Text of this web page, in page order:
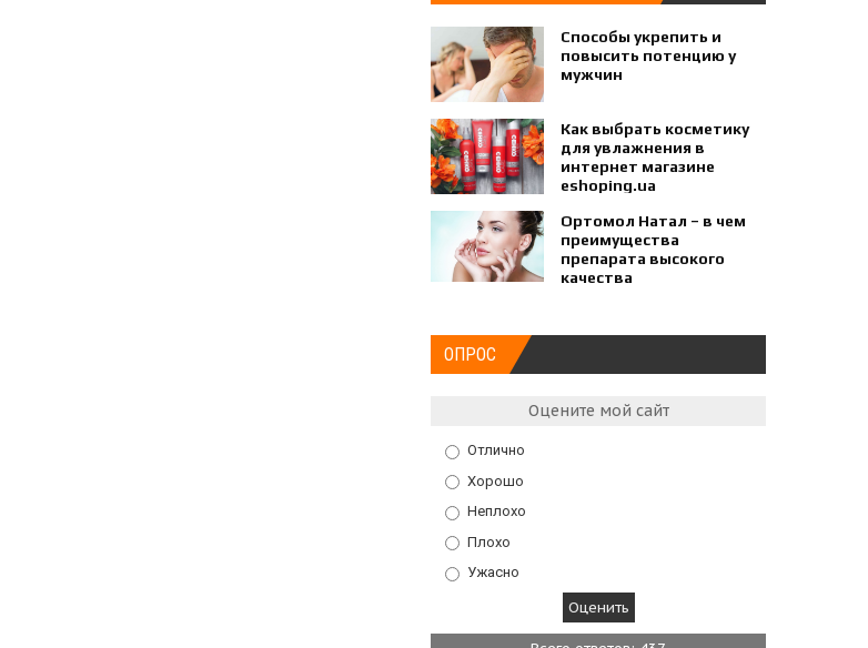
Способы укрепить и
повысить потенцию у
мужчин
Как выбрать косметику
для увлажнения в
интернет магазине
eshoping.ua
Ортомол Натал – в чем
преимущества
препарата высокого
качества
ОПРОС
Оцените мой сайт
Отлично
Хорошо
Неплохо
Плохо
Ужасно